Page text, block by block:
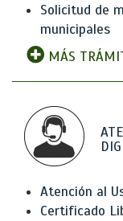
Solicitud de
municipales
MÁS
Atención al
Certificado